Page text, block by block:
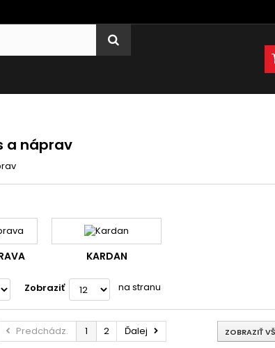
a náprav
KARDAN
Zobraziť na stranu
Predchádz. 1 2 Ďalej ZOBRAZIŤ